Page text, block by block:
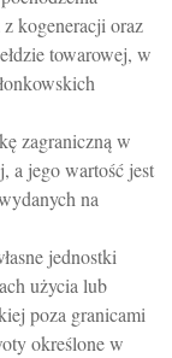
kogeneracji oraz
towarowej, w
zagraniczną w
a jego wartość jest
na
jednostki
użycia lub
poza granicami
określone w